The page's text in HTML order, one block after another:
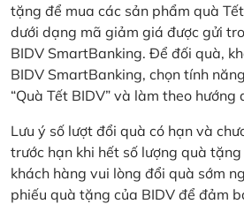
tặng để mua các sản phẩm quà
dưới dạng mã giảm giá được gửi
BIDV SmartBanking. Để đối quà,
BIDV SmartBanking, chọn tính
“Quà Tết BIDV” và làm theo hướng
Lưu ý số lượt đổi quà có hạn và
trước hạn khi hết số lượng quà
khách hàng vui lòng đổi quà sớm
phiếu quà tặng của BIDV để đảm